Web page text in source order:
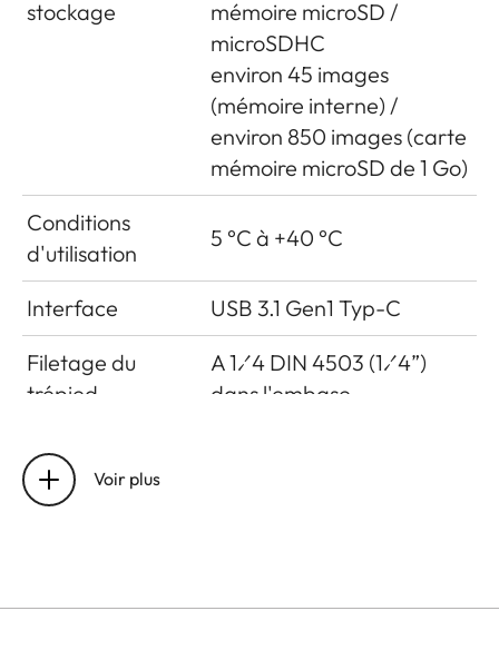
stockage
mémoire microSD /
microSDHC
environ 45 images
(mémoire interne) /
environ 850 images (carte
mémoire microSD de 1 Go)
Conditions
d'utilisation
5 °C à +40 °C
Interface
USB 3.1 Gen1 Typ-C
Filetage du
trépied
A 1⁄4 DIN 4503 (1⁄4”)
dans l'embase
Dimensions
Poids
Voir plus